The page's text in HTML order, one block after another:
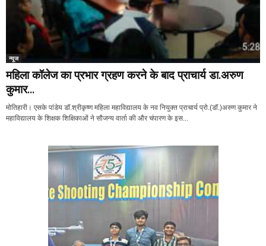
न्यूज
महिला कॉलेज का प्रभार ग्रहण करने के बाद प्राचार्य डा.अरुण
कुमार...
मोतिहारी। एसके पांडेय डॉ.श्रीकृष्ण महिला महाविद्यालय के नव नियुक्त प्राचार्य प्रो.(डॉ.)अरुण कुमार ने
महाविद्यालय के शिक्षक शिक्षिकाओं ने सौजन्य वार्ता की और चंपारण के इस...